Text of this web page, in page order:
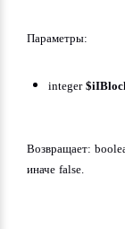
Параметры:
integer
Возвращает:
иначе false.